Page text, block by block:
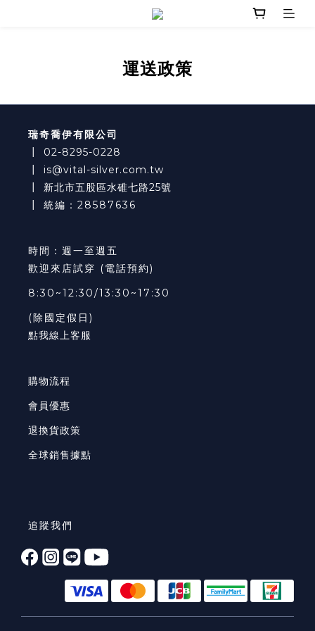
運送政策
瑞奇喬伊有限公司
02-8295-0228
is@vital-silver.com.tw
新北市五股區水碓七路25號
┃ 統編：28587636
時間：週一至週五
歡迎來店試穿 (電話預約)
8:30~12:30/13:30~17:30
(除國定假日)
點我線上客服
購物流程
會員優惠
退換貨政策
全球銷售據點
追蹤我們